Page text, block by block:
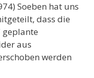
Soeben hat uns
dass die
geplante
aus
werden